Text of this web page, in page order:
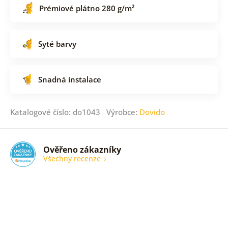
Prémiové plátno 280 g/m²
Syté barvy
Snadná instalace
Katalogové číslo: do1043 Výrobce: Dovido
Ověřeno zákazníky
Všechny recenze